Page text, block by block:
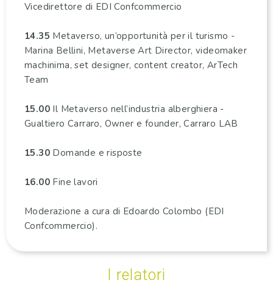
Vicedirettore di EDI Confcommercio
14.35 Metaverso, un’opportunità per il turismo -
Marina Bellini, Metaverse Art Director, videomaker
machinima, set designer, content creator, ArTech
Team
15.00 Il Metaverso nell’industria alberghiera -
Gualtiero Carraro, Owner e founder, Carraro LAB
15.30 Domande e risposte
16.00 Fine lavori
Moderazione a cura di Edoardo Colombo (EDI
Confcommercio).
I relatori